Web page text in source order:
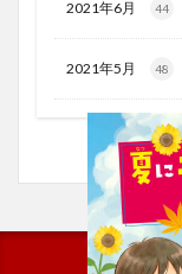
2021年6月 44
2021年5月 48